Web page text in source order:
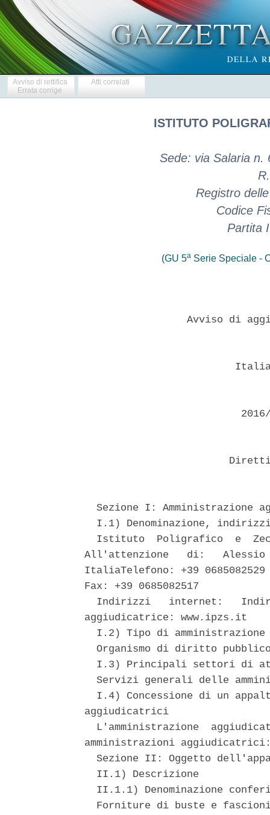
Avviso di rettifica
Errata corrige
Atti correlati
ISTITUTO
Sede: via Salaria n.
Registro
Codice
Partita
(GU 5aSerie Speciale -
Avviso di
Sezione I: Amministrazione
I.1) Denominazione,
Istituto  Poligrafico  e
All'attenzione   di:   Alessio
ItaliaTelefono: +39
Fax: +39 0685082517
Indirizzi   internet:
aggiudicatrice: www.ipzs.it
I.2) Tipo di
Organismo di diritto
I.3) Principali settori di
Servizi generali delle
I.4) Concessione di un
aggiudicatrici
L'amministrazione
amministrazioni
Sezione II: Oggetto
  II.1) Descrizione
II.1.1) Denominazione
Forniture di buste e